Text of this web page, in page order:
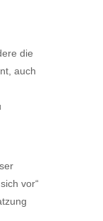
die
auch
vor“